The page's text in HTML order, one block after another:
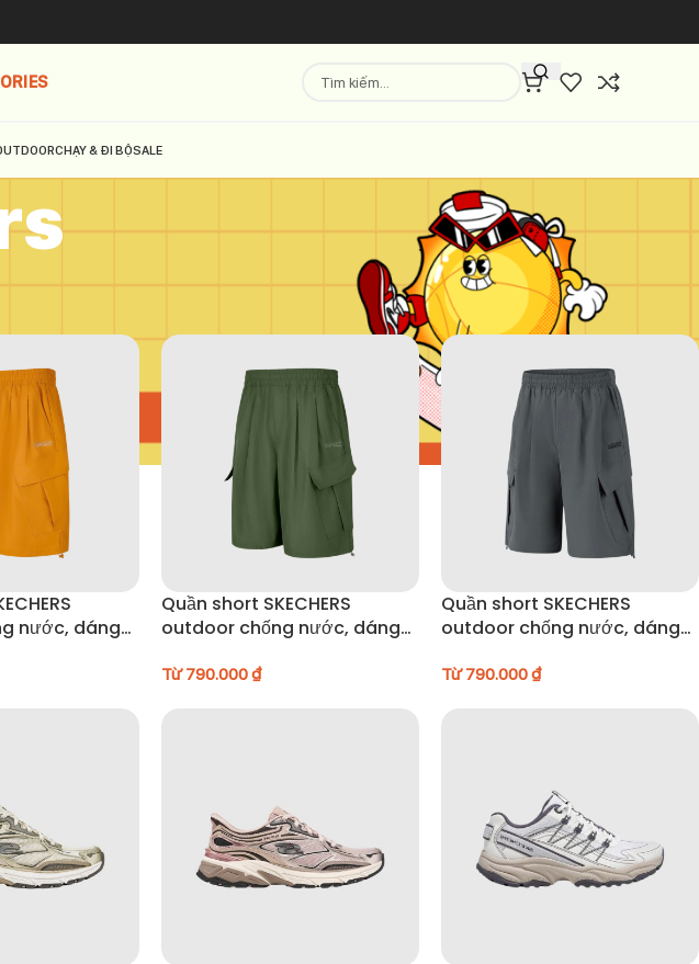
CHẠY & ĐI BỘSALE
Hiển thị 9 12 18 24
nước, dáng
Quần short SKECHERS
outdoor chống nước, dáng
Từ790.000₫
Quần short SKECHERS
outdoor chống nước, dáng
Từ790.000₫